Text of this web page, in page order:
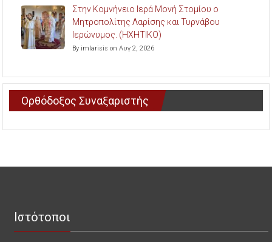
Στην Κομνήνειο Ιερά Μονή Στομίου ο
Μητροπολίτης Λαρίσης και Τυρνάβου
Ιερώνυμος. (ΗΧΗΤΙΚΟ)
By imlarisis on Αυγ 2, 2026
Ορθόδοξος Συναξαριστής
Ιστότοποι